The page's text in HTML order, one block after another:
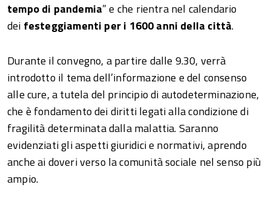
tempo di pandemia” e che rientra nel calendario
dei festeggiamenti per i 1600 anni della città.
Durante il convegno, a partire dalle 9.30, verrà
introdotto il tema dell’informazione e del consenso
alle cure, a tutela del principio di autodeterminazione,
che è fondamento dei diritti legati alla condizione di
fragilità determinata dalla malattia. Saranno
evidenziati gli aspetti giuridici e normativi, aprendo
anche ai doveri verso la comunità sociale nel senso più
ampio.